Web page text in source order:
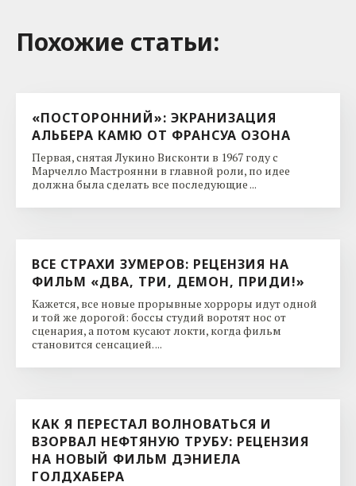
Похожие cтатьи:
«ПОСТОРОННИЙ»: ЭКРАНИЗАЦИЯ
АЛЬБЕРА КАМЮ ОТ ФРАНСУА ОЗОНА
Первая, снятая Лукино Висконти в 1967 году с
Марчелло Мастроянни в главной роли, по идее
должна была сделать все последующие ...
ВСЕ СТРАХИ ЗУМЕРОВ: РЕЦЕНЗИЯ НА
ФИЛЬМ «ДВА, ТРИ, ДЕМОН, ПРИДИ!»
Кажется, все новые прорывные хорроры идут одной
и той же дорогой: боссы студий воротят нос от
сценария, а потом кусают локти, когда фильм
становится сенсацией. ...
КАК Я ПЕРЕСТАЛ ВОЛНОВАТЬСЯ И
ВЗОРВАЛ НЕФТЯНУЮ ТРУБУ: РЕЦЕНЗИЯ
НА НОВЫЙ ФИЛЬМ ДЭНИЕЛА
ГОЛДХАБЕРА